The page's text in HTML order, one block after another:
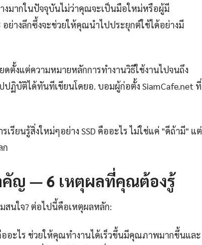
งมากในปัจจุบันไม่ว่าคุณจะเป็นมือใหม่หรือผู้มี
อย่างลึกซึ้งจะช่วยให้คุณนำไปประยุกต์ใช้ได้อย่างมี
ดตั้งแต่ความหมายหลักการทำงานวิธีใช้งานไปจนถึง
ฏิบัติได้ทันทีเขียนโดยอ. บอมผู้ก่อตั้ง SiamCafe.net ที่
เรียนรู้สิ่งใหม่ๆอย่าง SSD คืออะไร ไม่ใช่แค่ "ดีถ้ามี" แต่
ก
คัญ — 6 เหตุผลที่คุณต้องรู้
สนใจ? ต่อไปนี้คือเหตุผลหลัก:
ออะไร ช่วยให้คุณทำงานได้เร็วขึ้นมีคุณภาพมากขึ้นและ